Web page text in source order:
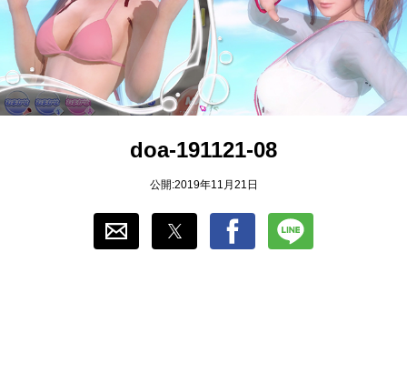
パズル/クイズ
ノベル
おすすめ
doa-191121-08
公開:2019年11月21日